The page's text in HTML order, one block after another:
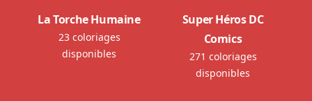
La Torche Humaine
23 coloriages
disponibles
Super Héros DC
Comics
271 coloriages
disponibles